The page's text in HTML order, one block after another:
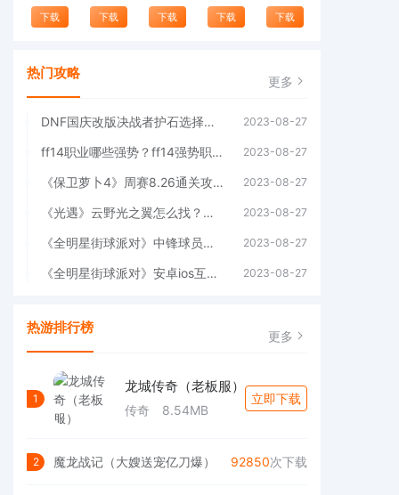
下载 下载 下载 下载 下载
热门攻略 更多
DNF国庆改版决战者护石选择推荐(dnf国庆宝珠名望改版) 2023-08-27
ff14职业哪些强势？ff14强势职业推荐(ff14有哪些职业) 2023-08-27
《保卫萝卜4》周赛8.26通关攻略2023(保卫萝卜4周赛7.29) 2023-08-27
《光遇》云野光之翼怎么找？云野光之翼收集位置一览(光遇云野光之翼全部位置) 2023-08-27
《全明星街球派对》中锋球员推荐 哪个中锋球员厉害？(全明星街球派对3322) 2023-08-27
《全明星街球派对》安卓ios互通吗？双端数据互通规则介绍(全明星街球派对下载) 2023-08-27
热游排行榜 更多
1
龙城传奇（老板服）
传奇 8.54MB
立即下载
2 魔龙战记（大嫂送宠亿刀爆） 92850次下载